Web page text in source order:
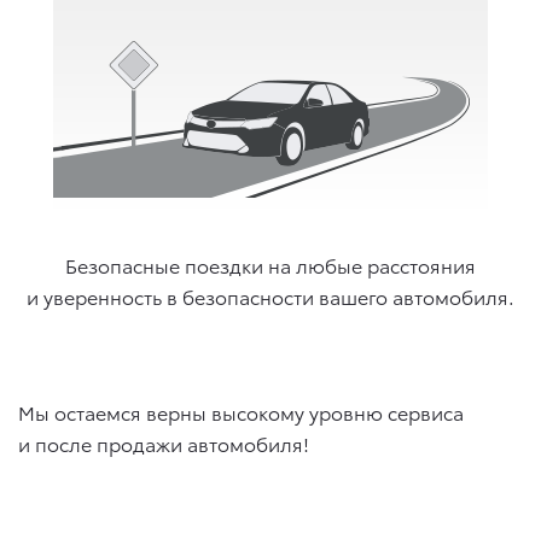
Безопасные поездки на любые расстояния
и уверенность в безопасности вашего автомобиля.
Мы остаемся верны высокому уровню сервиса
и после продажи автомобиля!